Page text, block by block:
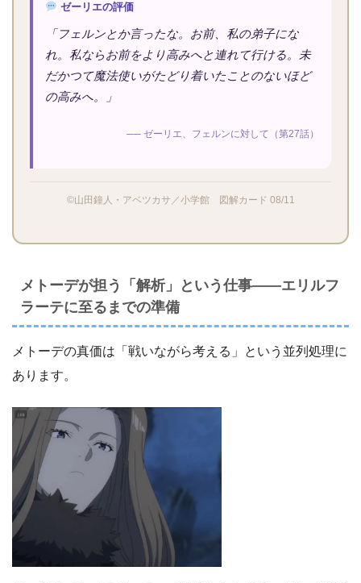
ゼーリエの評価
「フェルンとか言ったな。お前、私の弟子にな
れ。私ならお前をより高みへと連れて行ける。未
だかつて魔法使いがたどり着いたことのないほど
の高みへ。」
── ゼーリエ、フェルンに対して（第27話）
©山田鐘人・アベツカサ／小学館 図解カード 08/11
メトーデが担う「解析」という仕事――エリルフ
ラーテに至るまでの準備
メトーデの真価は「戦いながら考える」という並列処理に
あります。